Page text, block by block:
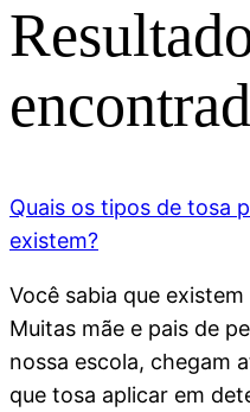
Quais os tipos de tosa
existem?
Você sabia que
Muitas mãe e pais de
nossa escola, chegam
que tosa aplicar em